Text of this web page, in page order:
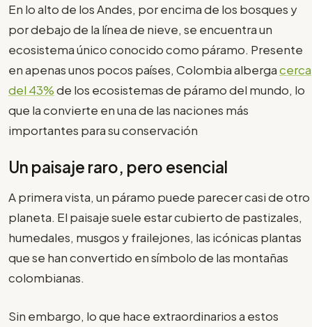
En lo alto de los Andes, por encima de los bosques y
por debajo de la línea de nieve, se encuentra un
ecosistema único conocido como páramo. Presente
en apenas unos pocos países, Colombia albergacerca
del 43%de los ecosistemas de páramo del mundo, lo
que la convierte en una de las naciones más
importantes para su conservación
Un paisaje raro, pero esencial
A primera vista, un páramo puede parecer casi de otro
planeta. El paisaje suele estar cubierto de pastizales,
humedales, musgos y frailejones, las icónicas plantas
que se han convertido en símbolo de las montañas
colombianas.
Sin embargo, lo que hace extraordinarios a estos